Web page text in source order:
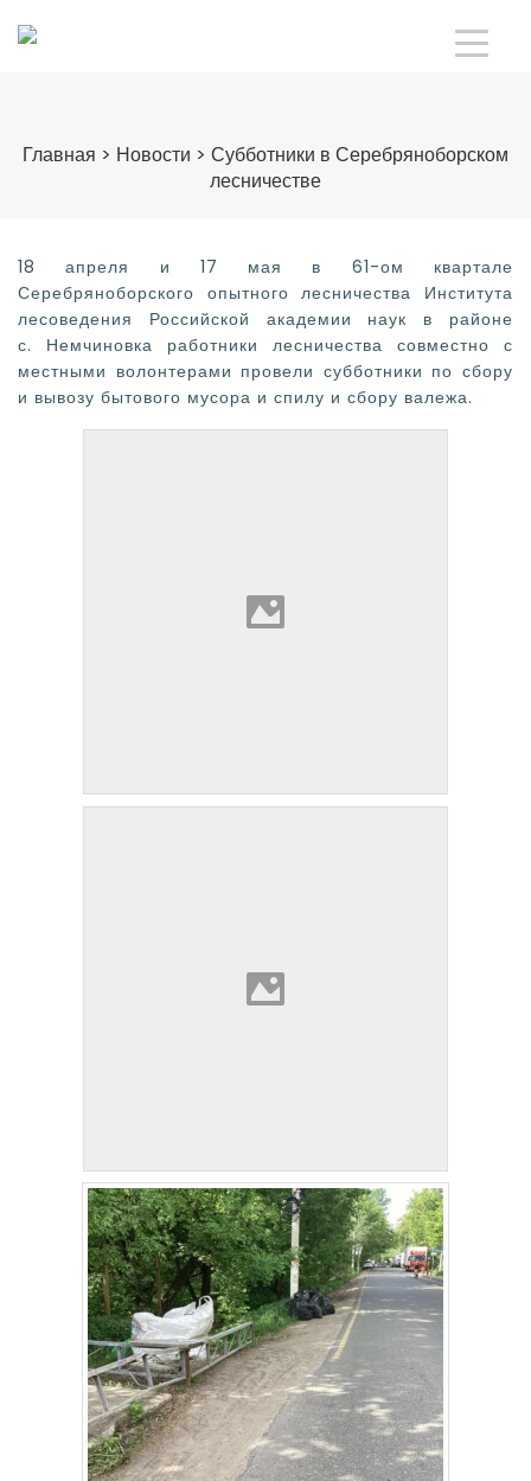
Главная > Новости > Субботники в Серебряноборском
лесничестве
18 апреля и 17 мая в 61-ом квартале
Серебряноборского опытного лесничества Института
лесоведения Российской академии наук в районе
с. Немчиновка работники лесничества совместно с
местными волонтерами провели субботники по сбору
и вывозу бытового мусора и спилу и сбору валежа.